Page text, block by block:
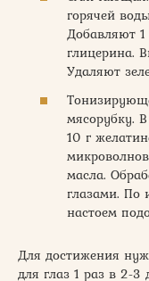
горячей
Добавляют 1
глицерина.
Удаляют
мясорубку.
10 г
масла.
глазами. По
настоем
Для достижения
для глаз 1 раз в 2-3